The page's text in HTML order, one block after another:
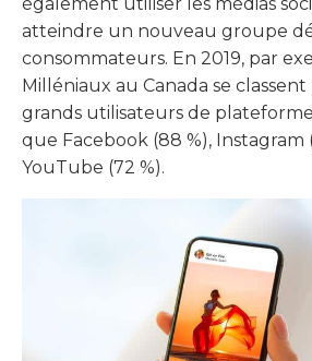
atteindre un nouveau groupe
consommateurs. En 2019, par
Milléniaux au Canada se
grands utilisateurs de
que Facebook (88 %), Instagram
YouTube (72 %).